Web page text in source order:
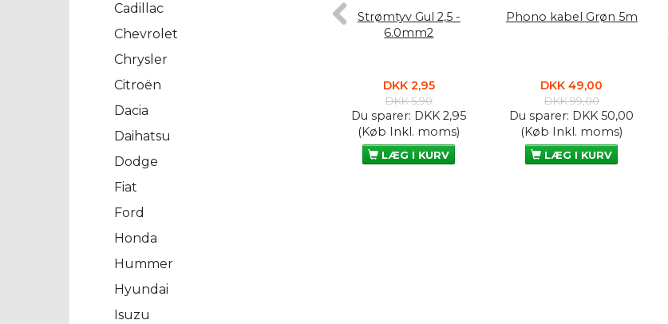
Cadillac
Chevrolet
Chrysler
Citroën
Dacia
Daihatsu
Dodge
Fiat
Ford
Honda
Hummer
Hyundai
Isuzu
Strømtyv Gul 2,5 -
6.0mm2
DKK 2,95
DKK 5,90
Du sparer: DKK 2,95
(Køb Inkl. moms)
LÆG I KURV
Phono kabel Grøn 5m
DKK 49,00
DKK 99,00
Du sparer: DKK 50,00
(Køb Inkl. moms)
LÆG I KURV